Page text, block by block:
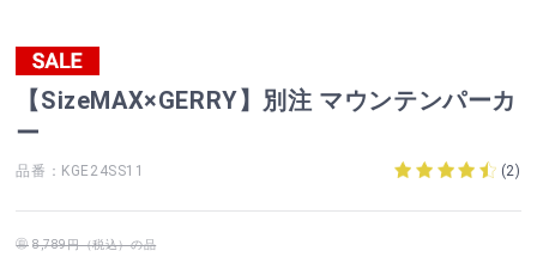
【SizeMAX×GERRY】別注 マウンテンパーカ
ー
品番：KGE24SS11 (2)
8,789円（税込）の品